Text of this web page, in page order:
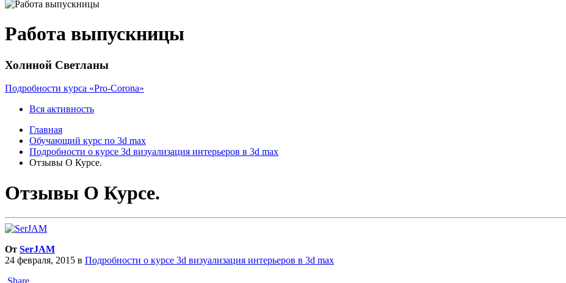
Работа выпускницы
Холиной Светланы
Подробности курса «Pro-Corona»
Вся активность
Главная
Обучающий курс по 3d max
Подробности о курсе 3d визуализация интерьеров в 3d max
Отзывы О Курсе.
Отзывы О Курсе.
От SerJAM
24 февраля, 2015 в Подробности о курсе 3d визуализация интерьеров в 3d max